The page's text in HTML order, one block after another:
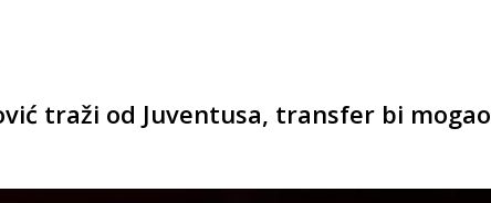
traži od Juventusa, transfer bi mogao